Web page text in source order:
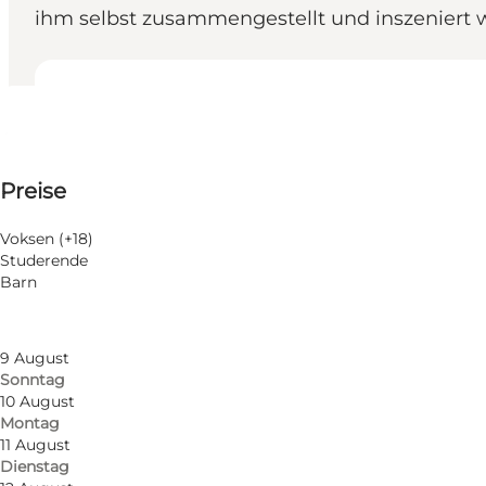
ihm selbst zusammengestellt und inszeniert
Nach Monat filtern
6 August
Donnerstag
7 August
Freitag
9 August
Sonntag
10 August
Montag
11 August
Dienstag
Preise
Voksen (+18)
Studerende
Barn